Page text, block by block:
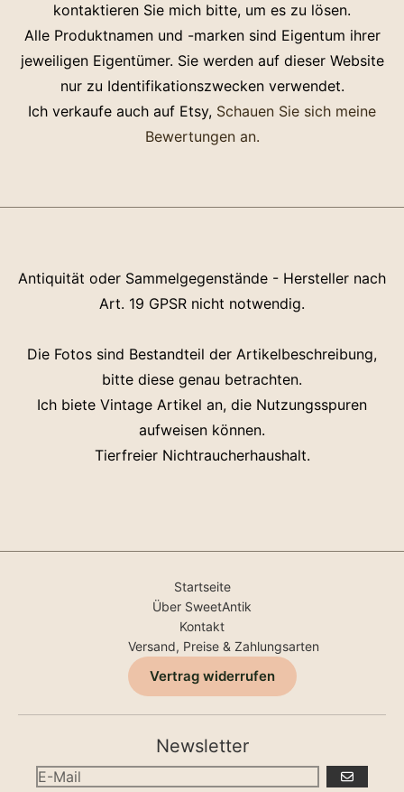
kontaktieren Sie mich bitte, um es zu lösen.
Alle Produktnamen und -marken sind Eigentum ihrer
jeweiligen Eigentümer. Sie werden auf dieser Website
nur zu Identifikationszwecken verwendet.
Ich verkaufe auch auf Etsy, Schauen Sie sich meine
Bewertungen an.
Antiquität oder Sammelgegenstände - Hersteller nach
Art. 19 GPSR nicht notwendig.
Die Fotos sind Bestandteil der Artikelbeschreibung,
bitte diese genau betrachten.
Ich biete Vintage Artikel an, die Nutzungsspuren
aufweisen können.
Tierfreier Nichtraucherhaushalt.
Startseite
Über SweetAntik
Kontakt
Versand, Preise & Zahlungsarten
Vertrag widerrufen
Newsletter